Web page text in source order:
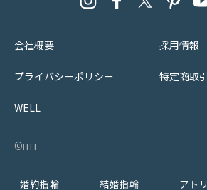
婚約指輪 結婚指輪 アト
会社概要 採用情報
プライバシーポリシー 特定商取
WELL
©︎ith